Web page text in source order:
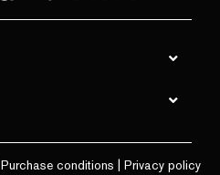
Purchase conditions Privacy policy